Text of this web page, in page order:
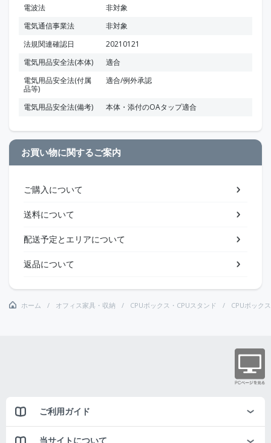
電波法
非対象
電気通信事業法
非対象
法規関連確認日
20210121
電気用品安全法(本体)
適合
電気用品安全法(付属
品等)
適合/例外承認
電気用品安全法(備考) 本体・添付のOAタップ適合
お買い物に関するご案内
ご購入について
送料について
配送予定とエリアについて
返品について
ホーム オフィス家具・収納 CPUボックス・CPUスタンド CPUボックス
ご利用ガイド
当サイトについて